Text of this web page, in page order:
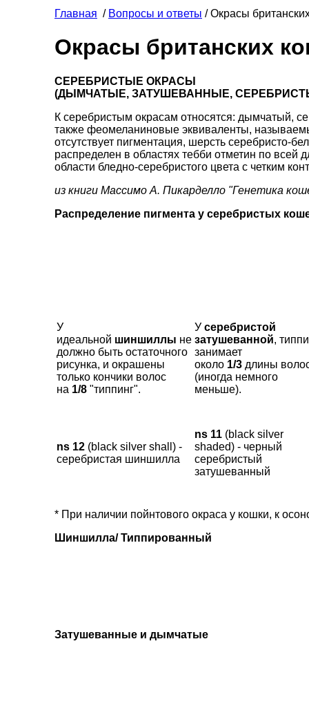
Главная / Вопросы и ответы / Окрасы
Окрасы британских
СЕРЕБРИСТЫЕ ОКРАСЫ
(ДЫМЧАТЫЕ, ЗАТУШЕВАННЫЕ,
К серебристым окрасам относятся: дымчатый,
также феомеланиновые эквиваленты,
отсутствует пигментация, шерсть серебристо-
распределен в областях тебби отметин по всей
области бледно-серебристого цвета с четким
из книги Массимо А. Пикарделло "Генетика
Распределение пигмента у серебристых
У
идеальной шиншиллы не
должно быть остаточного
рисунка, и окрашены
только кончики волос
на 1/8 "типпинг".
У серебристой
затушеванной,
занимает
около 1/3 длины
(иногда немного
меньше).
ns 12 (black silver shall) -
серебристая шиншилла
ns 11 (black silver
shaded) - черный
серебристый
затушеванный
* При наличии пойнтового окраса у кошки, к
Шиншилла/ Типпированный
Затушеванные и дымчатые